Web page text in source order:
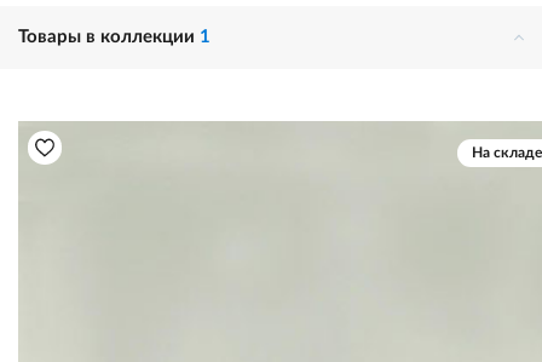
Товары в коллекции 1
На складе